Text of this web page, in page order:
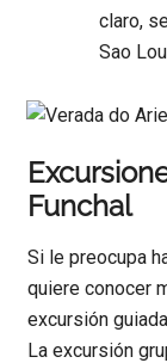
claro,
Sao
Funchal
Si le preocupa
quiere conocer
excursión
La excursión